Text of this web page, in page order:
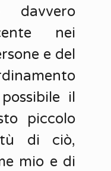
davvero
nei
e del
il
piccolo
di ciò,
mio e di